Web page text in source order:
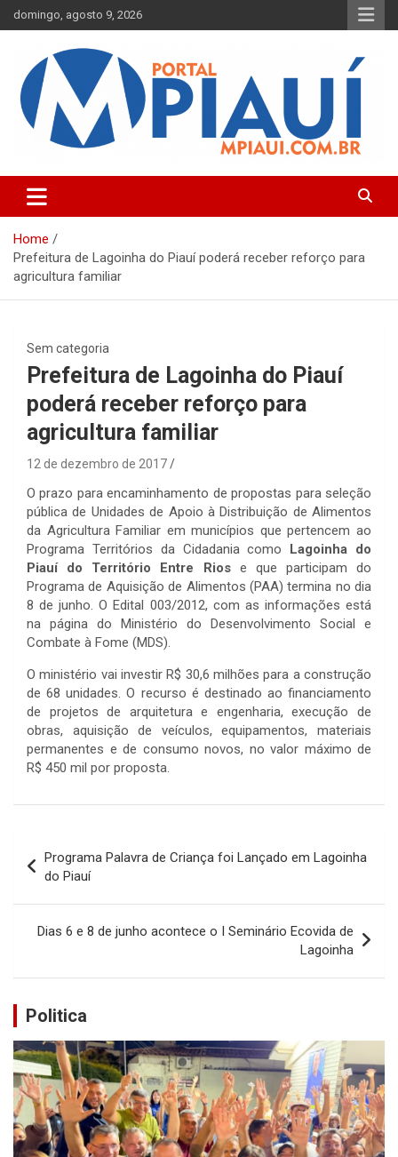
Skip
to
domingo, agosto 9, 2026
Portal MPiauí
Parnaíba
Home
Prefeitura de Lagoinha do Piauí poderá receber reforço para
agricultura familiar
Sem categoria
Prefeitura de Lagoinha do Piauí
poderá receber reforço para
agricultura familiar
12 de dezembro de 2017
O prazo para encaminhamento de propostas para seleção
pública de Unidades de Apoio à Distribuição de Alimentos
da Agricultura Familiar em municípios que pertencem ao
Programa Territórios da Cidadania como Lagoinha do
Piauí do Território Entre Riose que participam do
Programa de Aquisição de Alimentos (PAA) termina no dia
8 de junho. O Edital 003/2012, com as informações está
na página do Ministério do Desenvolvimento Social e
Combate à Fome (MDS).
O ministério vai investir R$ 30,6 milhões para a construção
de 68 unidades. O recurso é destinado ao financiamento
de projetos de arquitetura e engenharia, execução de
obras, aquisição de veículos, equipamentos, materiais
permanentes e de consumo novos, no valor máximo de
R$ 450 mil por proposta.
de
Post
Programa Palavra de Criança foi Lançado em Lagoinha
do Piauí
Dias 6 e 8 de junho acontece o I Seminário Ecovida de
Lagoinha
Politica